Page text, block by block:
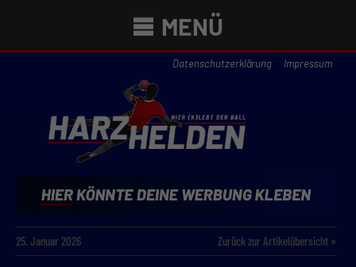
MENÜ
Datenschutzerklärung Impressum
25. Januar 2026 Zurück zur Artikelübersicht »